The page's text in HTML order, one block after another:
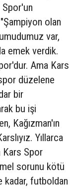
Spor'un
olan
var,
emek verdik.
Ama Kars
düzelene
bir
bu işi
Kağızman'ın
Yıllarca
Kars Spor
sorunu kötü
kadar, futboldan